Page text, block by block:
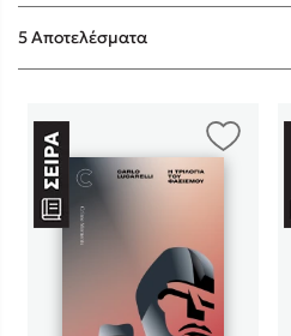
Κώστας
Το λιμάνι
5 Αποτελέσματα